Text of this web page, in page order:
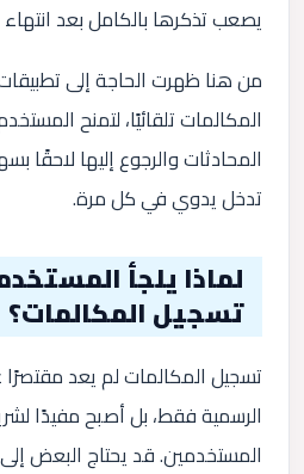
يصعب تذكرها بالكامل بعد
من هنا ظهرت الحاجة إلى
المكالمات تلقائيًا، لتمنح
المحادثات والرجوع إليها لاحقًا
تدخل يدوي في كل مرة.
لماذا يلجأ
تسجيل المكالمات؟
تسجيل المكالمات لم يعد
الرسمية فقط، بل أصبح مفيدًا
المستخدمين. قد يحتاج البعض